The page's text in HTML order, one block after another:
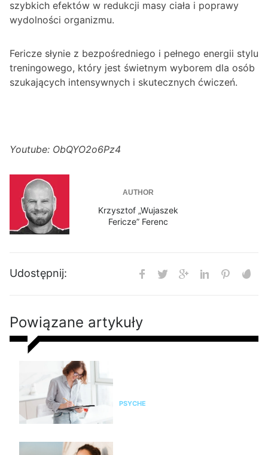
szybkich efektów w redukcji masy ciała i poprawy
wydolności organizmu.
Fericze słynie z bezpośredniego i pełnego energii stylu
treningowego, który jest świetnym wyborem dla osób
szukających intensywnych i skutecznych ćwiczeń.
Youtube: ObQYO2o6Pz4
Krzysztof „Wujaszek
Fericze” Ferenc
AUTHOR
Udostępnij:
Powiązane artykuły
PSYCHE